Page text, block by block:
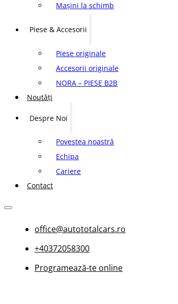
Mașini la schimb
Piese & Accesorii
Piese originale
Accesorii originale
NORA – PIESE B2B
Noutăți
Despre Noi
Povestea noastră
Echipa
Cariere
Contact
office@autototalcars.ro
+40372058300
Programează-te online